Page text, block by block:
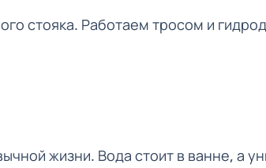
стояка. Работаем тросом и
жизни. Вода стоит в ванне, а